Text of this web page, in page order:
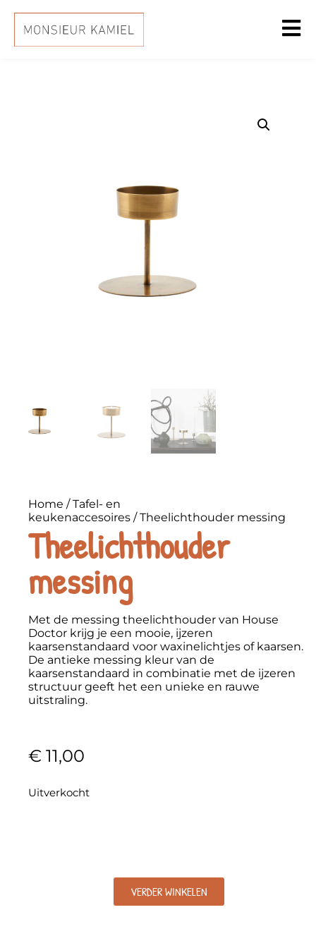
Home /Tafel- en
keukenaccesoires / Theelichthouder messing
Theelichthouder
messing
Met de messing theelichthouder van House
Doctor krijg je een mooie, ijzeren
kaarsenstandaard voor waxinelichtjes of kaarsen.
De antieke messing kleur van de
kaarsenstandaard in combinatie met de ijzeren
structuur geeft het een unieke en rauwe
uitstraling.
€ 11,00
Uitverkocht
VERDER WINKELEN